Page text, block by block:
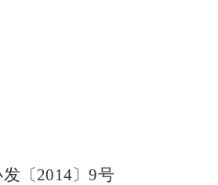
〔2014〕9号